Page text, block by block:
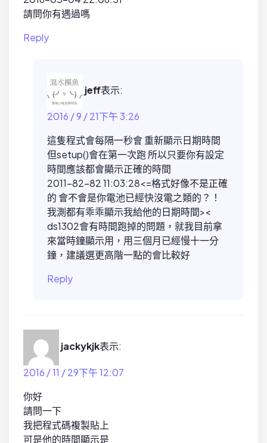
請問你有遇過嗎
Reply
jeff表示:
2016 / 9 / 21下午 3:26
這隻程式會每隔一秒會 重新顯示日期時間
但setup()會在第一次跑 所以只要你有設定
時間應該都會顯示正確的時間
2011-82-82 11:03:28<=格式好像不是正確
的 會不會是你電池已經快沒電之類的？！
我測都有乖乖顯示我給他的日期時間><
ds1302會有時間跑掉的問題，就我目前拿
來當時鐘顯示用，用三個月已經慢十一分
鐘，建議選更高階一點的會比較好
Reply
jackykjk表示:
2016 / 11 / 29下午 12:07
你好
請問一下
我把程式碼複製貼上
可是他的時間顯示是